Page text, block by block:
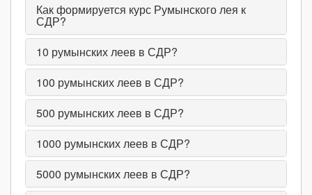
Как формируется курс Румынского лея к
СДР?
10 румынских леев в СДР?
100 румынских леев в СДР?
500 румынских леев в СДР?
1000 румынских леев в СДР?
5000 румынских леев в СДР?